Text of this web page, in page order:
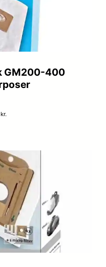
GM200-400
kr.